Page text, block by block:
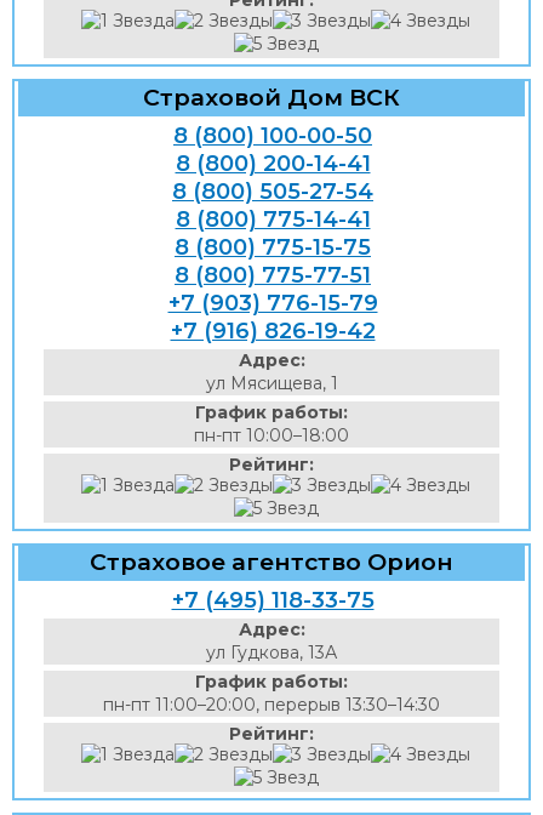
Страховой Дом ВСК
8 (800) 100-00-50
8 (800) 200-14-41
8 (800) 505-27-54
8 (800) 775-14-41
8 (800) 775-15-75
8 (800) 775-77-51
+7 (903) 776-15-79
+7 (916) 826-19-42
Адрес:
ул Мясищева, 1
График работы:
пн-пт 10:00–18:00
Рейтинг:
Страховое агентство Орион
+7 (495) 118-33-75
Адрес:
ул Гудкова, 13А
График работы:
пн-пт 11:00–20:00, перерыв 13:30–14:30
Рейтинг: